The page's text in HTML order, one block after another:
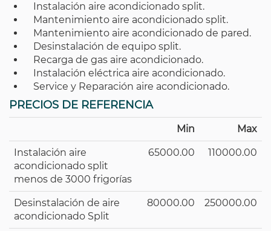
Instalación aire acondicionado split.
Mantenimiento aire acondicionado split.
Mantenimiento aire acondicionado de pared.
Desinstalación de equipo split.
Recarga de gas aire acondicionado.
Instalación eléctrica aire acondicionado.
Service y Reparación aire acondicionado.
PRECIOS DE REFERENCIA
Min Max
Instalación aire
acondicionado split
menos de 3000 frigorías
65000.00 110000.00
Desinstalación de aire
acondicionado Split
80000.00 250000.00